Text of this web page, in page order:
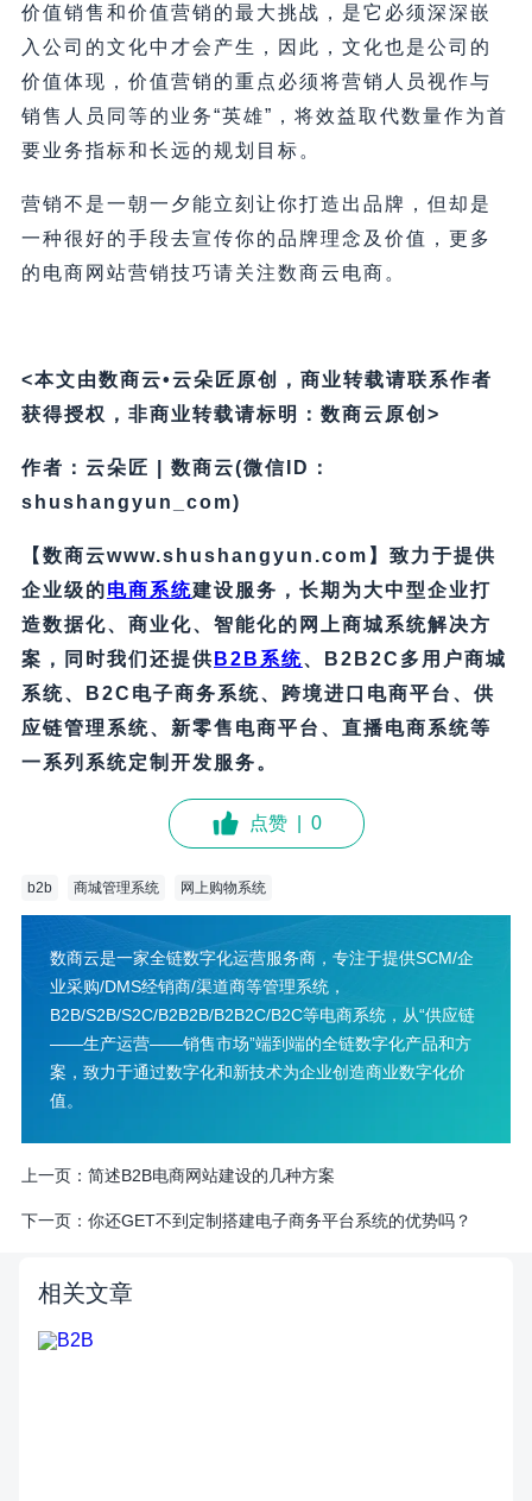
价值销售和价值营销的最大挑战，是它必须深深嵌
入公司的文化中才会产生，因此，文化也是公司的
价值体现，价值营销的重点必须将营销人员视作与
销售人员同等的业务“英雄”，将效益取代数量作为首
要业务指标和长远的规划目标。
营销不是一朝一夕能立刻让你打造出品牌，但却是
一种很好的手段去宣传你的品牌理念及价值，更多
的电商网站营销技巧请关注数商云电商。
<本文由数商云•云朵匠原创，商业转载请联系作者
获得授权，非商业转载请标明：数商云原创>
作者：云朵匠 | 数商云(微信ID：
shushangyun_com)
【数商云www.shushangyun.com】致力于提供
企业级的电商系统建设服务，长期为大中型企业打
造数据化、商业化、智能化的网上商城系统解决方
案，同时我们还提供 B2B系统、B2B2C多用户商城
系统、B2C电子商务系统、跨境进口电商平台、供
应链管理系统、新零售电商平台、直播电商系统等
一系列系统定制开发服务。
点赞 0
b2b 商城管理系统 网上购物系统
数商云是一家全链数字化运营服务商，专注于提供SCM/企
业采购/DMS经销商/渠道商等管理系统，
B2B/S2B/S2C/B2B2B/B2B2C/B2C等电商系统，从“供应链
——生产运营——销售市场”端到端的全链数字化产品和方
案，致力于通过数字化和新技术为企业创造商业数字化价
值。
上一页： 简述B2B电商网站建设的几种方案
下一页： 你还GET不到定制搭建电子商务平台系统的优势吗？
相关文章